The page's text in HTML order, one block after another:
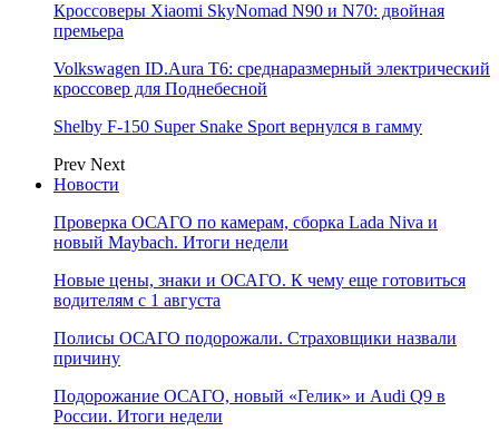
Кроссоверы Xiaomi SkyNomad N90 и N70: двойная
премьера
Volkswagen ID.Aura T6: среднаразмерный электрический
кроссовер для Поднебесной
Shelby F-150 Super Snake Sport вернулся в гамму
Prev Next
Новости
Проверка ОСАГО по камерам, сборка Lada Niva и
новый Maybach. Итоги недели
Новые цены, знаки и ОСАГО. К чему еще готовиться
водителям с 1 августа
Полисы ОСАГО подорожали. Страховщики назвали
причину
Подорожание ОСАГО, новый «Гелик» и Audi Q9 в
России. Итоги недели